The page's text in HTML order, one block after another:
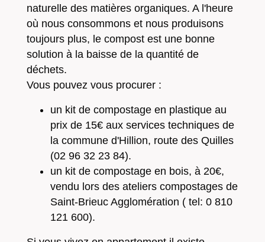
naturelle des matières organiques. A l'heure
où nous consommons et nous produisons
toujours plus, le compost est une bonne
solution à la baisse de la quantité de
déchets.
Vous pouvez vous procurer :
un kit de compostage en plastique au
prix de 15€ aux services techniques de
la commune d'Hillion, route des Quilles
(02 96 32 23 84).
un kit de compostage en bois, à 20€,
vendu lors des ateliers compostages de
Saint-Brieuc Agglomération ( tel: 0 810
121 600).